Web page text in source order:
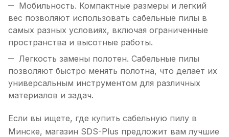
Мобильность. Компактные размеры и легкий
вес позволяют использовать сабельные пилы в
самых разных условиях, включая ограниченные
пространства и высотные работы.
Легкость замены полотен. Сабельные пилы
позволяют быстро менять полотна, что делает их
универсальным инструментом для различных
материалов и задач.
Если вы ищете, где купить сабельную пилу в
Минске, магазин SDS-Plus предложит вам лучшие